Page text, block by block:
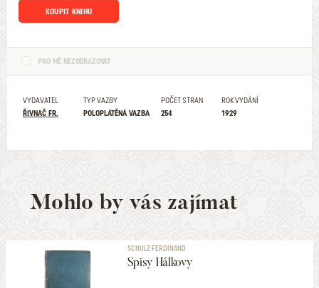
KOUPIT KNIHU
PRO MĚ NEZOBRAZOVAT
VYDAVATEL
ŘIVNAČ FR.
TYP VAZBY
POLOPLÁTĚNÁ VAZBA
POČET STRAN
254
ROK VYDÁNÍ
1929
Mohlo by vás zajímat
SCHULZ FERDINAND
Spisy Hálkovy